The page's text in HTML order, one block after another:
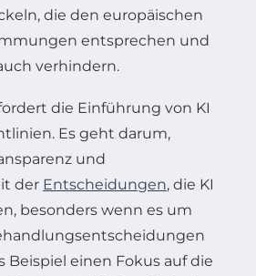
die den europäischen
entsprechen und
verhindern.
die Einführung von KI
Es geht darum,
und
der Entscheidungen, die KI
besonders wenn es um
Beispiel einen Fokus auf die